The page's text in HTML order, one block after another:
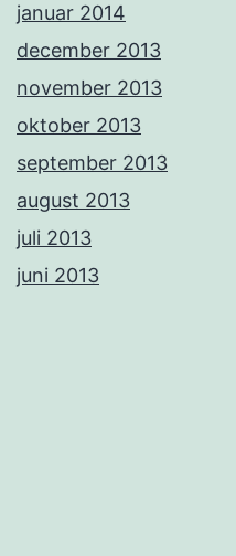
januar 2014
december 2013
november 2013
oktober 2013
september 2013
august 2013
juli 2013
juni 2013